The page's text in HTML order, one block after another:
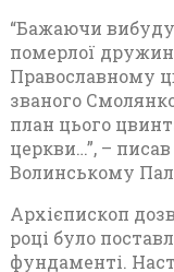
“Бажаючи
померлої
Православному
званого
план цього
церкви…”, –
Волинському
Архієпископ
році було
фундаменті.